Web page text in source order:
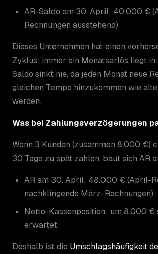
AR-Saldo am 30. April: 40.000 €
Rechnungen ausstehend)
Dieses Unternehmen hat einen
Zyklus: immer ein Monatserlös liegt in
Saldo sinkt nie, da jeden Monat neue
gleichen Tempo hinzukommen wie
werden.
Was bei Zahlungsverzögerungen
Wenn 3 Kunden (zusammen 8.000 €)
30 Tage zu spät zahlen, baut sich AR
AR am 30. April: 48.000 € (April-
nachklingende März-Rechnungen)
Netto-Kassenposition: um 8.000 €
erwartet
Deshalb ist die Umschlagshäufigkeit